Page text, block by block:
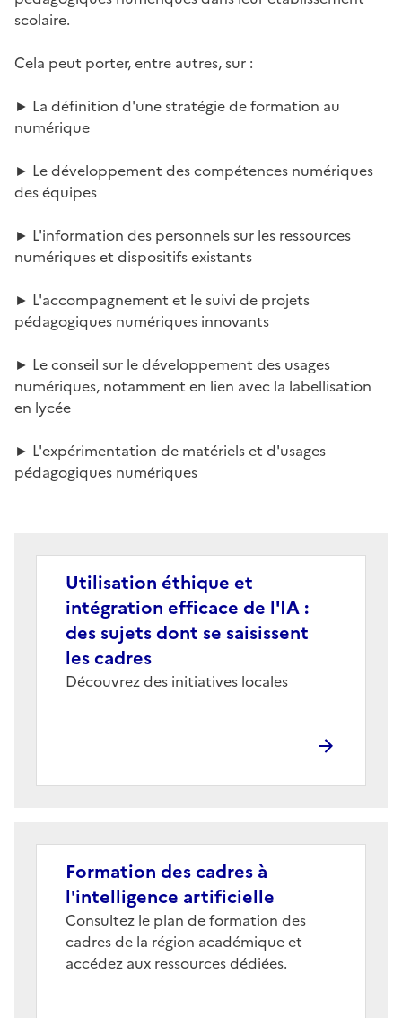
scolaire.
Cela peut porter, entre autres, sur :
► La définition d'une stratégie de formation au
numérique
► Le développement des compétences numériques
des équipes
► L'information des personnels sur les ressources
numériques et dispositifs existants
► L'accompagnement et le suivi de projets
pédagogiques numériques innovants
► Le conseil sur le développement des usages
numériques, notamment en lien avec la labellisation
en lycée
► L'expérimentation de matériels et d'usages
pédagogiques numériques
Utilisation éthique et
intégration efficace de l'IA :
des sujets dont se saisissent
les cadres
Corps
Découvrez des initiatives locales
Formation des cadres à
l'intelligence artificielle
Corps
Consultez le plan de formation des
cadres de la région académique et
accédez aux ressources dédiées.